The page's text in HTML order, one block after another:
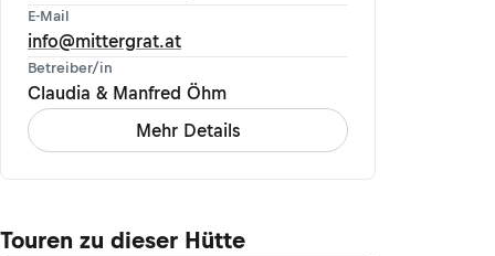
E-Mail
info@mittergrat.at
Betreiber/in
Claudia & Manfred Öhm
Mehr Details
Touren zu dieser Hütte